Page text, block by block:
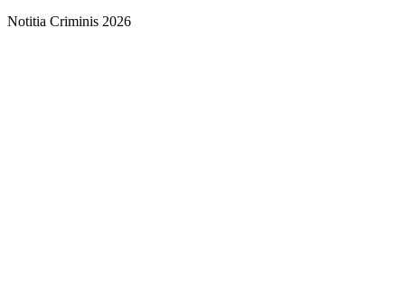
Notitia Criminis 2026